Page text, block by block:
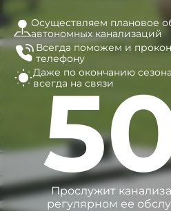
Осуществляем плановое
автономных канализаций
Всегда поможем и
телефону
Даже по окончанию сезона
всегда на связи
Прослужит
регулярном ее